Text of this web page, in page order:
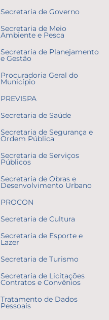
Secretaria de Governo
Secretaria de Meio
Ambiente e Pesca
Secretaria de Planejamento
e Gestão
Procuradoria Geral do
Município
PREVISPA
Secretaria de Saúde
Secretaria de Segurança e
Ordem Pública
Secretaria de Serviços
Públicos
Secretaria de Obras e
Desenvolvimento Urbano
PROCON
Secretaria de Cultura
Secretaria de Esporte e
Lazer
Secretaria de Turismo
Secretaria de Licitações
Contratos e Convênios
Tratamento de Dados
Pessoais